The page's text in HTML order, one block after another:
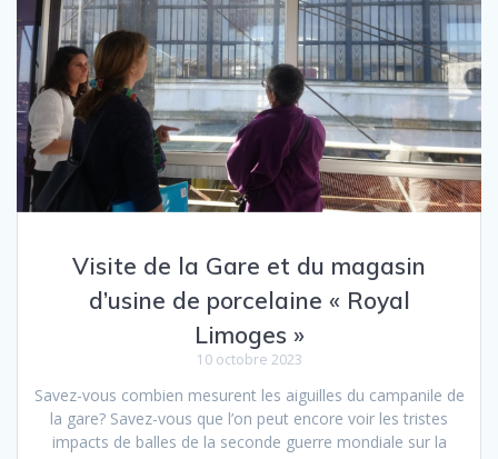
Visite de la Gare et du magasin
d’usine de porcelaine « Royal
Limoges »
10 octobre 2023
Savez-vous combien mesurent les aiguilles du campanile de
la gare? Savez-vous que l’on peut encore voir les tristes
impacts de balles de la seconde guerre mondiale sur la